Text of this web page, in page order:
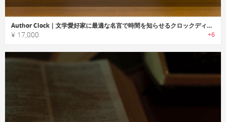
Author Clock｜文学愛好家に最適な名言で時間を知らせるクロックディスプレイ「アーサークロック」
¥ 17,000 +6